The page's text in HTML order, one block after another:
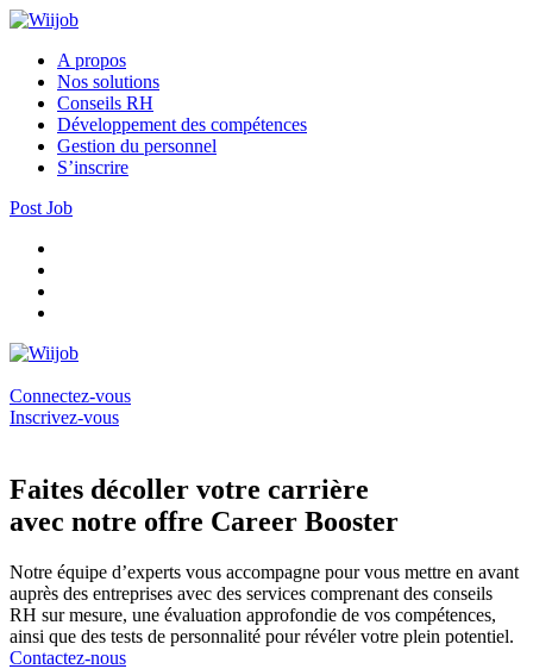
A propos
Nos solutions
Conseils RH
Développement des compétences
Gestion du personnel
S’inscrire
Post Job
Connectez-vous
Inscrivez-vous
Faites décoller votre carrière
avec notre offre Career Booster
Notre équipe d’experts vous accompagne pour vous mettre en avant
auprès des entreprises avec des services comprenant des conseils
RH sur mesure, une évaluation approfondie de vos compétences,
ainsi que des tests de personnalité pour révéler votre plein potentiel.
Contactez-nous